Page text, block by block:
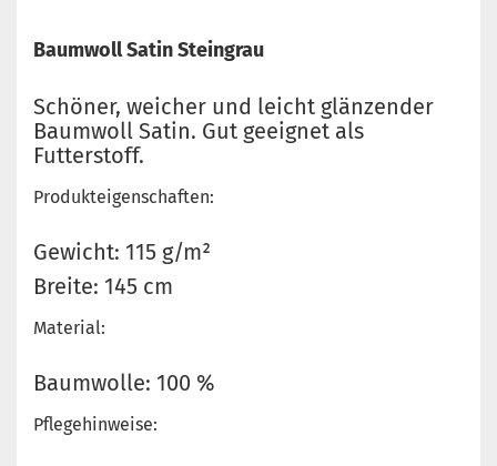
Baumwoll Satin Steingrau
Schöner, weicher und leicht glänzender
Baumwoll Satin. Gut geeignet als
Futterstoff.
Produkteigenschaften:
Gewicht: 115 g/m²
Breite: 145 cm
Material:
Baumwolle: 100 %
Pflegehinweise: